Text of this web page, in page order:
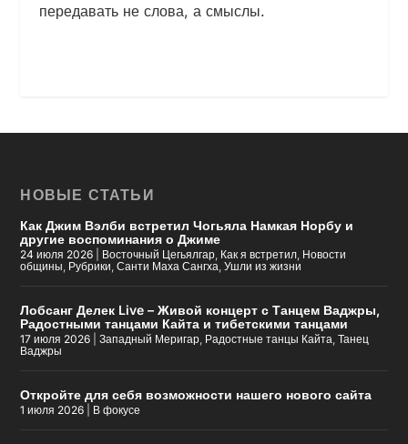
передавать не слова, а смыслы.
НОВЫЕ СТАТЬИ
Как Джим Вэлби встретил Чогьяла Намкая Норбу и
другие воспоминания о Джиме
24 июля 2026 Восточный Цегьялгар Как я встретил Новости
общины Рубрики ,Санти Маха Сангха ,Ушли из жизни
Лобсанг Делек Live – Живой концерт с Танцем Ваджры,
Радостными танцами Кайта и тибетскими танцами
17 июля 2026 |Западный Меригар Радостные танцы Кайта ,Танец
Ваджры
Откройте для себя возможности нашего нового сайта
1 июля 2026 В фокусе